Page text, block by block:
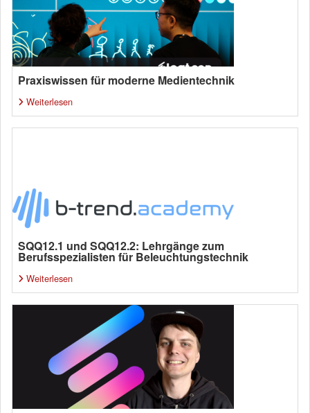
Praxiswissen für moderne Medientechnik
Weiterlesen
SQQ12.1 und SQQ12.2: Lehrgänge zum
Berufsspezialisten für Beleuchtungstechnik
Weiterlesen